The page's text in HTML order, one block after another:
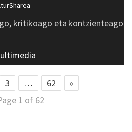
kritikoago eta kontzienteago
3 … 62
»
1 of 62